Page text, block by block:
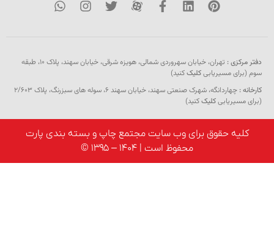
دفتر مرکزی :
تهران، خیابان سهروردی شمالی، هویزه شرقی، خیابان سهند، پلاک ۱۰، طبقه
سوم (برای مسیریابیکلیککنید)
کارخانه :
چهاردانگه، شهرک صنعتی سهند، خیابان سهند 6، سوله های سبزرنگ، پلاک 2/603
(برای مسیریابیکلیککنید)
کلیه حقوق برای وب سایت مجتمع چاپ و بسته بندی پارت
محفوظ است | 1404 – 1395 ©